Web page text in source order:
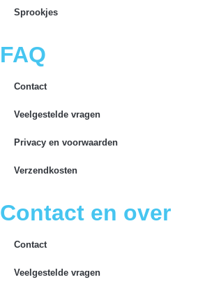
Sprookjes
FAQ
Contact
Veelgestelde vragen
Privacy en voorwaarden
Verzendkosten
Contact en over
Contact
Veelgestelde vragen